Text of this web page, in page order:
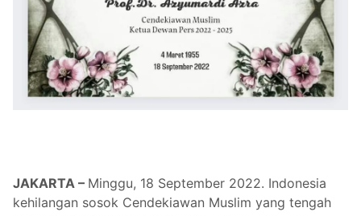
JAKARTA – Minggu, 18 September 2022. Indonesia
kehilangan sosok Cendekiawan Muslim yang tengah